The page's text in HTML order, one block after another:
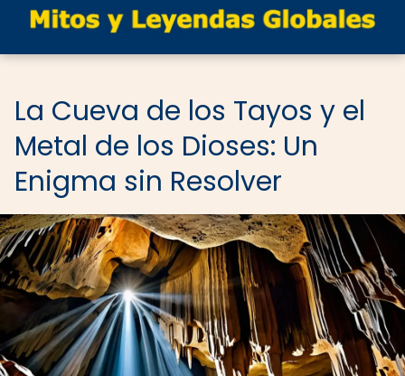
La Cueva de los Tayos y el
Metal de los Dioses: Un
Enigma sin Resolver